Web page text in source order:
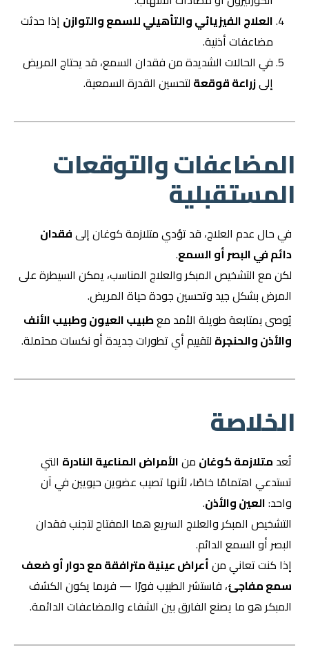
العلاج الفيزيائي والتأهيلي للسمع والتوازن إذا حدثت
مضاعفات أذنية.
في الحالات الشديدة من فقدان السمع، قد يحتاج المريض
إلىزراعة قوقعة لتحسين القدرة السمعية.
المضاعفات والتوقعات
المستقبلية
في حال عدم العلاج، قد تؤدي متلازمة كوغان إلىفقدان
دائم في البصر أو السمع.
لكن مع التشخيص المبكر والعلاج المناسب، يمكن السيطرة على
المرض بشكل جيد وتحسين جودة حياة المريض.
يُوصى بمتابعة طويلة الأمد معطبيب العيون وطبيب الأنف
والأذن والحنجرة لتقييم أي تطورات جديدة أو نكسات محتملة.
الخلاصة
تُعد متلازمة كوغان منالأمراض المناعية النادرة التي
تستدعي اهتمامًا خاصًا، لأنها تصيب عضوين حيويين في آن
واحد:العين والأذن.
التشخيص المبكر والعلاج السريع هما المفتاح لتجنب فقدان
البصر أو السمع الدائم.
إذا كنت تعاني منأعراض عينية مترافقة مع دوار أو ضعف
سمع مفاجئ، فاستشر الطبيب فورًا — فربما يكون الكشف
المبكر هو ما يصنع الفارق بين الشفاء والمضاعفات الدائمة.